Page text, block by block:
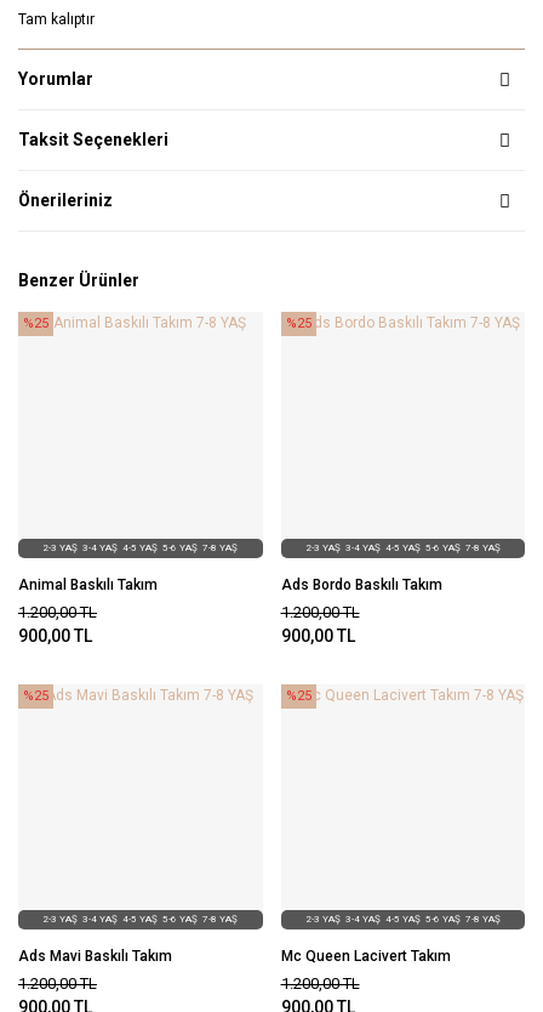
Tam kalıptır
Yorumlar
Taksit Seçenekleri
Önerileriniz
Benzer Ürünler
%25
2-3 YAŞ 3-4 YAŞ 4-5 YAŞ 5-6 YAŞ 7-8 YAŞ
Animal Baskılı Takım
1.200,00TL
900,00TL
%25
2-3 YAŞ 3-4 YAŞ 4-5 YAŞ 5-6 YAŞ 7-8 YAŞ
Ads Bordo Baskılı Takım
1.200,00TL
900,00TL
%25
2-3 YAŞ 3-4 YAŞ 4-5 YAŞ 5-6 YAŞ 7-8 YAŞ
Ads Mavi Baskılı Takım
1.200,00TL
900,00TL
%25
2-3 YAŞ 3-4 YAŞ 4-5 YAŞ 5-6 YAŞ 7-8 YAŞ
Mc Queen Lacivert Takım
1.200,00TL
900,00TL